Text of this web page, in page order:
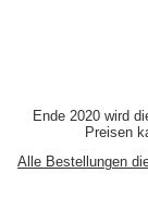
Ende 2020 wird
Preisen
Alle Bestellungen